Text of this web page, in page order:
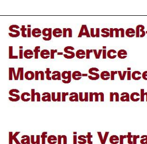
Die Montage erfolgt über unser
Montagepersonal meistens von
einem Tischlermeister!
Für Edelstahlgeländer
Leisten egal was Sie wollen wir
Sie:
nachsehen können: